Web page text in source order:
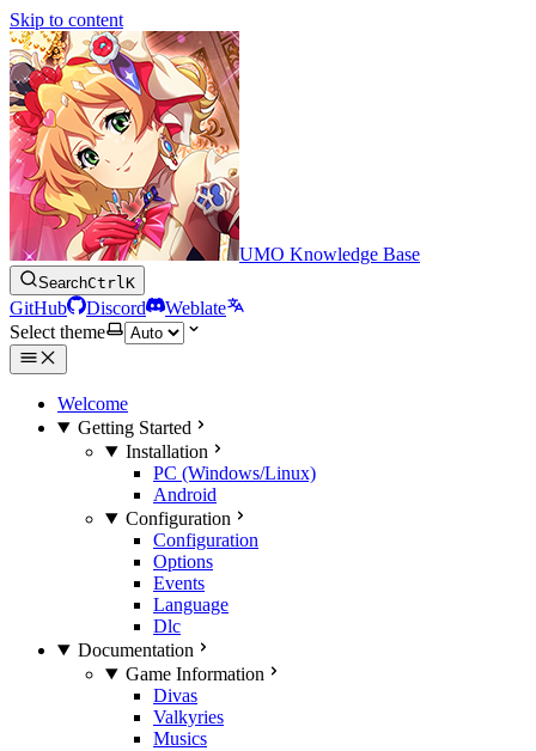
Skip to content
UMO Knowledge Base
SearchCtrlK
GitHub Discord
Weblate
Select theme
Welcome
Getting Started
Installation
PC (Windows/Linux)
Android
Configuration
Configuration
Options
Events
Language
Dlc
Documentation
Game Information
Divas
Valkyries
Musics